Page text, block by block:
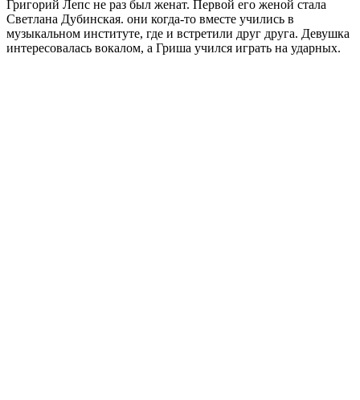
Григорий Лепс не раз был женат. Первой его женой стала
Светлана Дубинская. они когда-то вместе учились в
музыкальном институте, где и встретили друг друга. Девушка
интересовалась вокалом, а Гриша учился играть на ударных.